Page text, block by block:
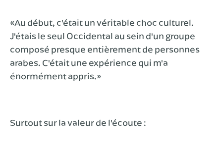
«Au début, c'était un véritable choc culturel.
J'étais le seul Occidental au sein d'un groupe
composé presque entièrement de personnes
arabes. C'était une expérience qui m'a
énormément appris.»
Surtout sur la valeur de l'écoute :